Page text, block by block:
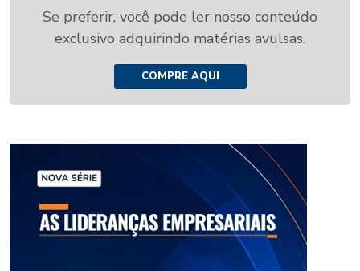
Se preferir, você pode ler nosso conteúdo
exclusivo adquirindo matérias avulsas.
COMPRE AQUI